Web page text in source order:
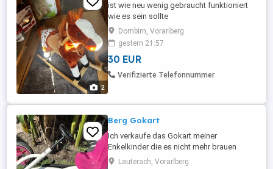
2
ist wie neu wenig gebraucht funktioniert
wie es sein sollte
Dornbirn, Vorarlberg
gestern 21:57
30 EUR
Verifizierte Telefonnummer
Berg Gokart
Ich verkaufe das Gokart meiner
Enkelkinder die es nicht mehr brauen
...stand nur bei Oma und Opa....
Lauterach, Vorarlberg